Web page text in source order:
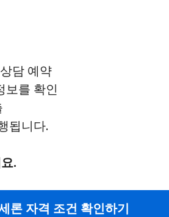
담 예약
보를 확인
됩니다.
.
론 자격 조건 확인하기